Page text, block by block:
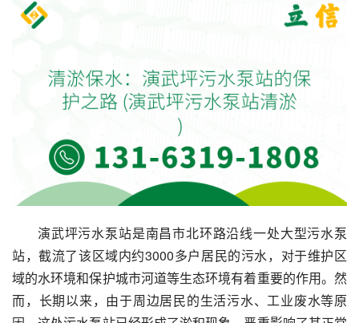
演武坪污水泵站是南昌市北环路沿线一处大型污水泵
站，截流了该区域内约3000多户居民的污水，对于维护区
域的水环境和保护城市河道等生态环境有着重要的作用。然
而，长期以来，由于周边居民的生活污水、工业废水等原